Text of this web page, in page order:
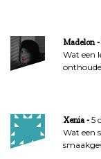
Madelon
Wat een
Xenia
5
Wat een